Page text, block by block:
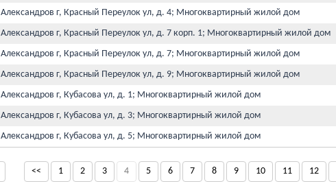
Александров г, Красный Переулок ул, д. 4; Многоквартирный жилой дом
Александров г, Красный Переулок ул, д. 7 корп. 1; Многоквартирный жилой дом
Александров г, Красный Переулок ул, д. 7; Многоквартирный жилой дом
Александров г, Красный Переулок ул, д. 9; Многоквартирный жилой дом
Александров г, Кубасова ул, д. 1; Многоквартирный жилой дом
Александров г, Кубасова ул, д. 3; Многоквартирный жилой дом
Александров г, Кубасова ул, д. 5; Многоквартирный жилой дом
<< 1 2 3 4 5 6 7 8 9 10 11 12